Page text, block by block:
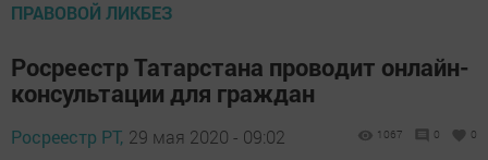
ПРАВОВОЙ ЛИКБЕЗ
Росреестр Татарстана проводит онлайн-
консультации для граждан
Росреестр РТ, 29 мая 2020 - 09:02 1067 0 0